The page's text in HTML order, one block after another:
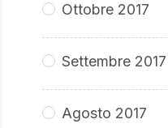
Ottobre 2017
Settembre 2017
Agosto 2017